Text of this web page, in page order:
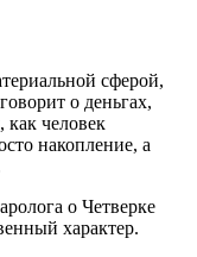
сферой,
о деньгах,
человек
накопление, а
о Четверке
характер.